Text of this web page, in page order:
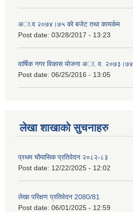
अा.व २०७४।७५ काे बजेट तथा कायर्कम
Post date: 03/28/2017 - 13:23
वार्षिक नगर विकास योजना अा. व. २०७३।७४
Post date: 06/25/2016 - 13:05
लेखा शाखाको सुचनाहरु
प्रथम चौमासिक प्रतिवेदन २०८२-८३
Post date: 12/22/2025 - 12:02
लेखा परिक्षण प्रतिवेदन 2080/81
Post date: 06/01/2025 - 12:59